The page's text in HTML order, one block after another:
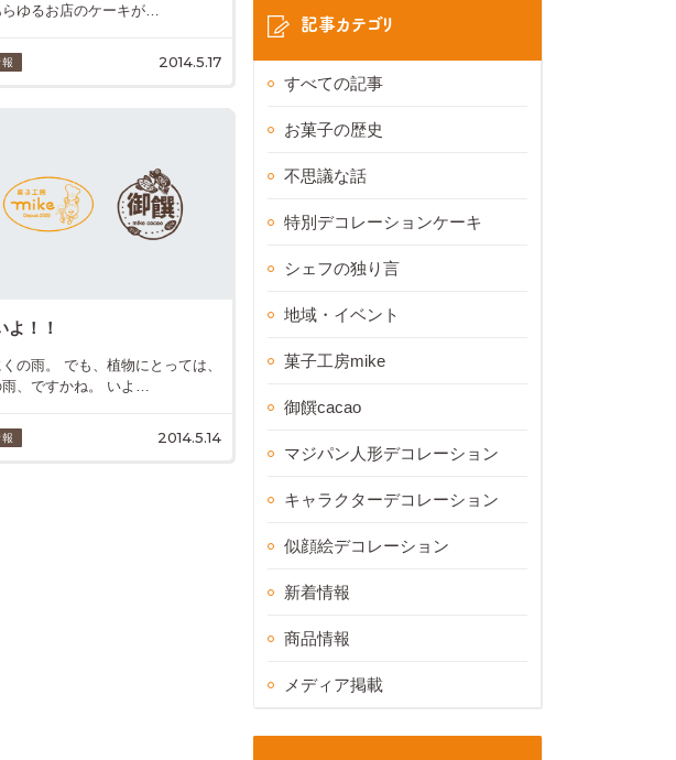
らゆるお店のケーキが…
2014.5.17
よ！！
の雨。 でも、植物にとっては、
雨、ですかね。 いよ…
2014.5.14
記事カテゴリ
すべての記事
お菓子の歴史
不思議な話
特別デコレーションケーキ
シェフの独り言
地域・イベント
菓子工房mike
御饌cacao
マジパン人形デコレーション
キャラクターデコレーション
似顔絵デコレーション
新着情報
商品情報
メディア掲載